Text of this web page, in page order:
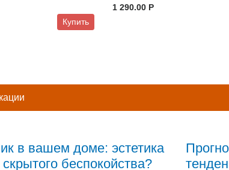
Купить
1 290.00 P
в вашем доме: эстетика
беспокойства?